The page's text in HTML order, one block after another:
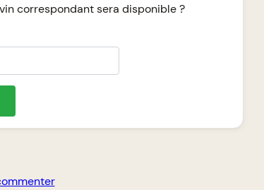
correspondant sera disponible ?